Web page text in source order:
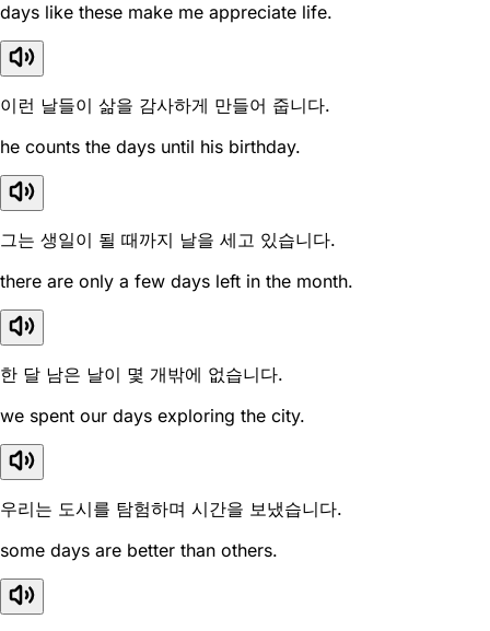
days like these make me appreciate life.
이런 날들이 삶을 감사하게 만들어 줍니다.
he counts the days until his birthday.
그는 생일이 될 때까지 날을 세고 있습니다.
there are only a few days left in the month.
한 달 남은 날이 몇 개밖에 없습니다.
we spent our days exploring the city.
우리는 도시를 탐험하며 시간을 보냈습니다.
some days are better than others.